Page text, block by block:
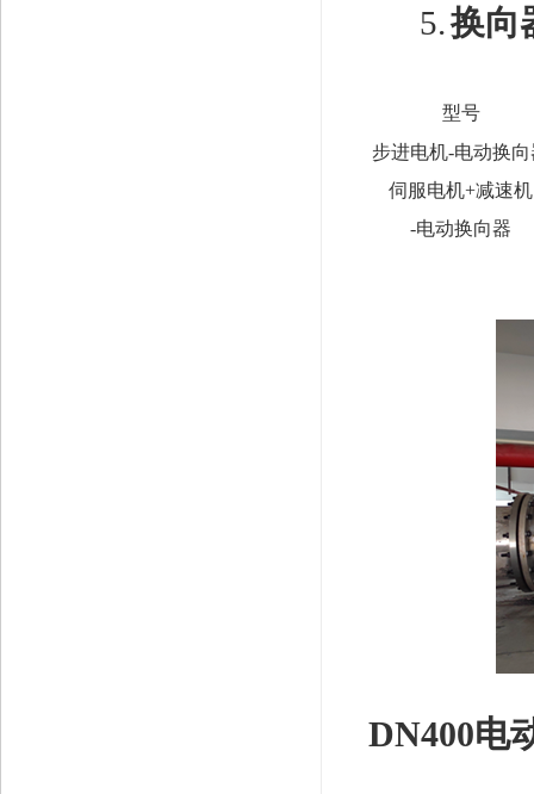
5.换向
型号
步进电机-电动换
伺服电机+减速机
-电动换向器
DN400电